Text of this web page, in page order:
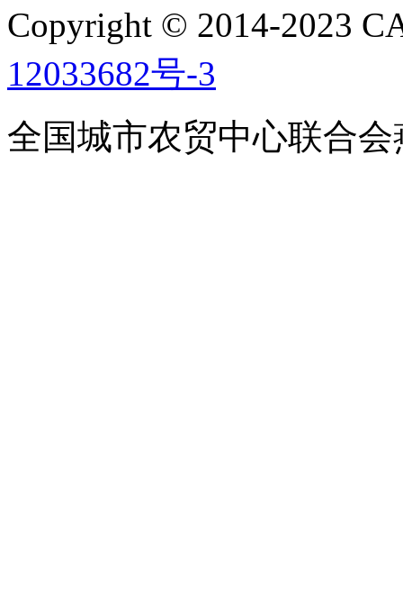
Copyright © 2014-2023
12033682号-3
全国城市农贸中心联合